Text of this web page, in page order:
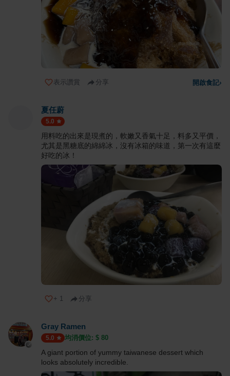
表示讚賞 分享 開啟食記›
夏任蔚
5.0
用料吃的出來是現煮的，軟嫩又香氣十足，料多又平價，
尤其是黑糖底的綿綿冰，沒有冰箱的味道，第一次有這麼
好吃的冰！
+ 1 分享
Gray Ramen
5.0 均消價位: $ 80
A giant portion of yummy taiwanese dessert which
looks absolutely incredible.